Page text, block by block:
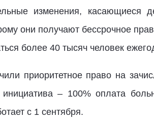
изменения, касающиеся
они получают бессрочное
более 40 тысяч человек
приоритетное право на
– 100% оплата
с 1 сентября.